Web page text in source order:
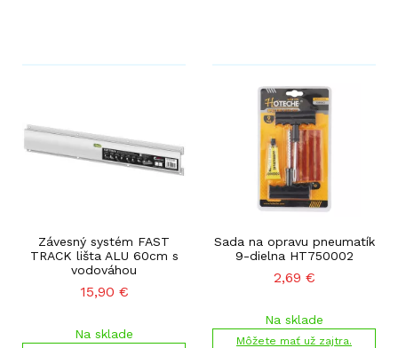
Závesný systém FAST
TRACK lišta ALU 60cm s
vodováhou
15,90 €
Na sklade
Sada na opravu pneumatík
9-dielna HT750002
2,69 €
Na sklade
Môžete mať už zajtra.